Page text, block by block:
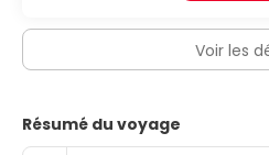
Voir les
Résumé du voyage